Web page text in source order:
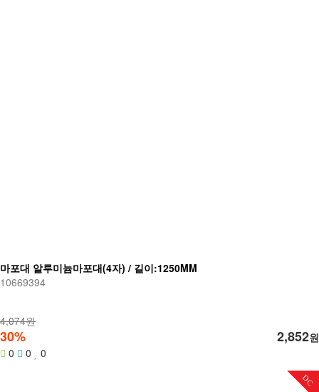
마포대 알루미늄마포대(4자) / 길이:1250MM
10669394
4,074원
30% 2,852원
0
0 0
DC